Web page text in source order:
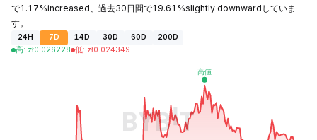
で1.17%increased、過去30日間で19.61%slightly downwardしていま
す。
24H 7D 14D 30D 60D
200D
高: zł0.026228 低: zł0.024349